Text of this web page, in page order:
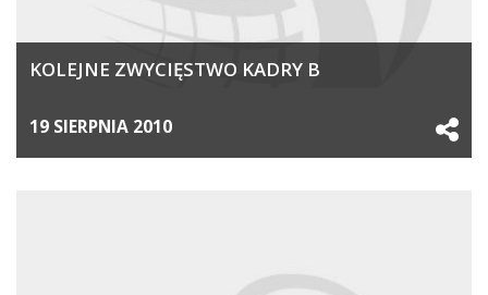
KOLEJNE ZWYCIĘSTWO KADRY B
19 SIERPNIA 2010